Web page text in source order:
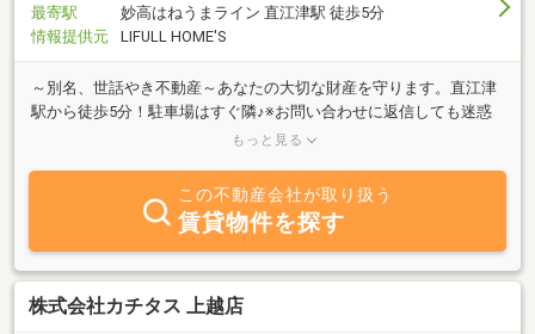
最寄駅
妙高はねうまライン 直江津駅 徒歩5分
情報提供元
LIFULL HOME'S
～別名、世話やき不動産～あなたの大切な財産を守ります。直江津
駅から徒歩5分！駐車場はすぐ隣♪※お問い合わせに返信しても迷惑
メールに入ることが多いようです。お電話でお問い合わせいただけ
もっと見る
この不動産会社が取り扱う
賃貸物件を探す
株式会社カチタス 上越店